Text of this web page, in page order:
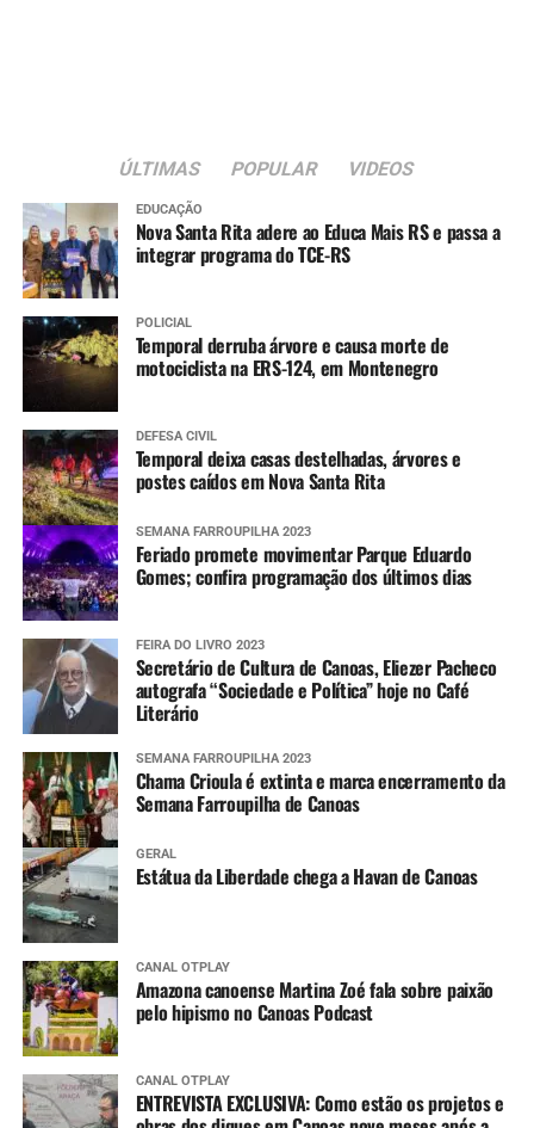
ÚLTIMAS POPULAR VIDEOS
EDUCAÇÃO
Nova Santa Rita adere ao Educa Mais RS e passa a
integrar programa do TCE-RS
POLICIAL
Temporal derruba árvore e causa morte de
motociclista na ERS-124, em Montenegro
DEFESA CIVIL
Temporal deixa casas destelhadas, árvores e
postes caídos em Nova Santa Rita
SEMANA FARROUPILHA 2023
Feriado promete movimentar Parque Eduardo
Gomes; confira programação dos últimos dias
FEIRA DO LIVRO 2023
Secretário de Cultura de Canoas, Eliezer Pacheco
autografa “Sociedade e Política” hoje no Café
Literário
SEMANA FARROUPILHA 2023
Chama Crioula é extinta e marca encerramento da
Semana Farroupilha de Canoas
GERAL
Estátua da Liberdade chega a Havan de Canoas
CANAL OTPLAY
Amazona canoense Martina Zoé fala sobre paixão
pelo hipismo no Canoas Podcast
CANAL OTPLAY
ENTREVISTA EXCLUSIVA: Como estão os projetos e